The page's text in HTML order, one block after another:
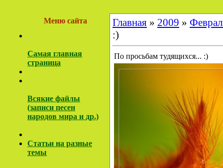
Меню сайта
Самая главная
страница
Всякие файлы
(записи песен
народов мира и др.)
Cтатьи на разные
темы
Главная » 2009 »
:)
По просьбам тудящихся... :)